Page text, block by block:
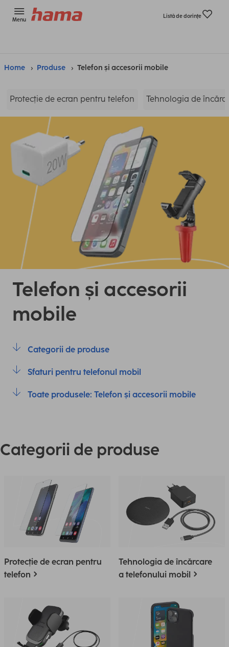
Menu
Listă de dorinţe
Home Produse Telefon și accesorii mobile
Protecție de ecran pentru telefon Tehnologia de
Telefon și accesorii
mobile
Categorii de produse
Sfaturi pentru telefonul mobil
Toate produsele: Telefon și accesorii mobile
Categorii de produse
Protecție de ecran pentru
telefon
Tehnologia de încărcare
a telefonului mobil